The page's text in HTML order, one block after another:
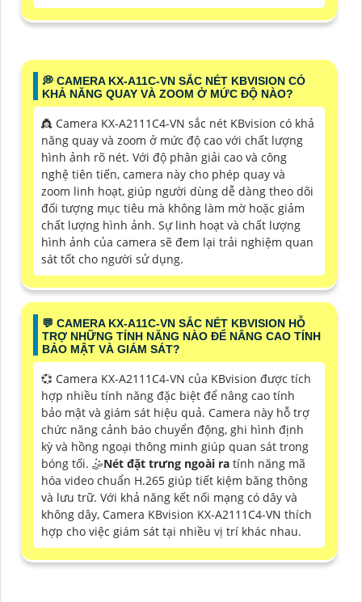
️💭 CAMERA KX-A11C-VN SẮC NÉT KBVISION CÓ
KHẢ NĂNG QUAY VÀ ZOOM Ở MỨC ĐỘ NÀO?
👸 Camera KX-A2111C4-VN sắc nét KBvision có khả
năng quay và zoom ở mức độ cao với chất lượng
hình ảnh rõ nét. Với độ phân giải cao và công
nghệ tiên tiến, camera này cho phép quay và
zoom linh hoạt, giúp người dùng dễ dàng theo dõi
đối tượng mục tiêu mà không làm mờ hoặc giảm
chất lượng hình ảnh. Sự linh hoạt và chất lượng
hình ảnh của camera sẽ đem lại trải nghiệm quan
sát tốt cho người sử dụng.
️💬 CAMERA KX-A11C-VN SẮC NÉT KBVISION HỖ
TRỢ NHỮNG TÍNH NĂNG NÀO ĐỂ NÂNG CAO TÍNH
BẢO MẬT VÀ GIÁM SÁT?
💞 Camera KX-A2111C4-VN của KBvision được tích
hợp nhiều tính năng đặc biệt để nâng cao tính
bảo mật và giám sát hiệu quả. Camera này hỗ trợ
chức năng cảnh báo chuyển động, ghi hình định
kỳ và hồng ngoại thông minh giúp quan sát trong
bóng tối. 🤹Nét đặt trưng ngoài ra tính năng mã
hóa video chuẩn H.265 giúp tiết kiệm băng thông
và lưu trữ. Với khả năng kết nối mạng có dây và
không dây, Camera KBvision KX-A2111C4-VN thích
hợp cho việc giám sát tại nhiều vị trí khác nhau.